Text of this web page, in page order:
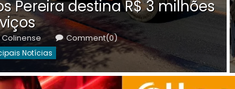
Pereira destina R$ 3 milhões
Colinense Comment(0)
Notícias